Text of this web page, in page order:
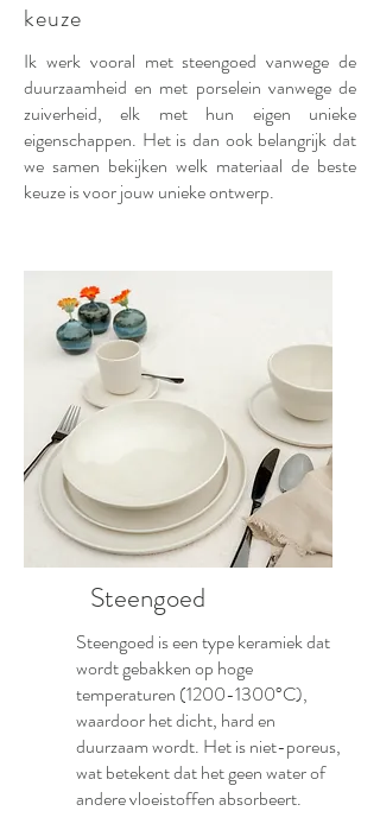
keuze
Ik werk vooral met steengoed vanwege de
duurzaamheid en met porselein vanwege de
zuiverheid, elk met hun eigen unieke
eigenschappen. Het is dan ook belangrijk dat
we samen bekijken welk materiaal de beste
keuze is voor jouw unieke ontwerp.
Steengoed
Steengoed is een type keramiek dat
wordt gebakken op hoge
temperaturen (1200-1300°C),
waardoor het dicht, hard en
duurzaam wordt. Het is niet-poreus,
wat betekent dat het geen water of
andere vloeistoffen absorbeert.